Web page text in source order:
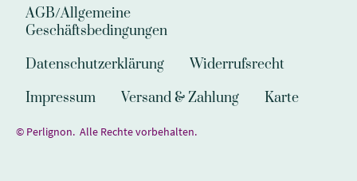
AGB/Allgemeine
Geschäftsbedingungen
Datenschutzerklärung
Widerrufsrecht
Impressum
Versand & Zahlung Karte
© Perlignon. Alle Rechte vorbehalten.